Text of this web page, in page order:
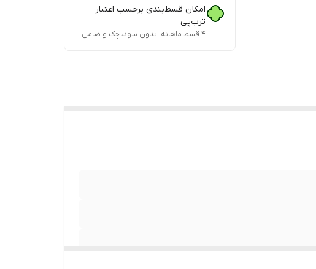
امکان قسط‌بندی برحسب اعتبار
ترب‌پی
۴ قسط ماهانه. بدون سود، چک و ضامن.